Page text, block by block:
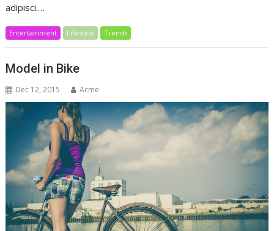
adipisci.…
Entertainment Lifestyle Trends
Model in Bike
Dec 12, 2015 Acme